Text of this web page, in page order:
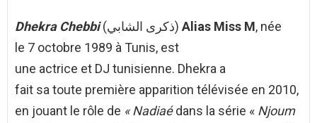
Dhekra Chebbi(ذكرى الشابي) Alias Miss M, née
le 7 octobre 1989 à Tunis, est
une actrice et DJ tunisienne. Dhekra a
fait sa toute première apparition télévisée en 2010,
en jouant le rôle de « Nadiaédans la série « Njoum